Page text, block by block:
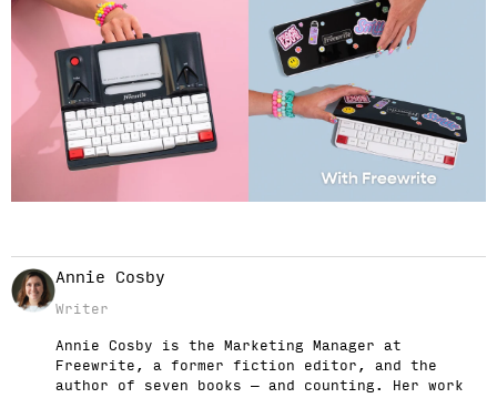
Annie Cosby
Writer
Annie Cosby is the Marketing Manager at
Freewrite, a former fiction editor, and the
author of seven books — and counting. Her work